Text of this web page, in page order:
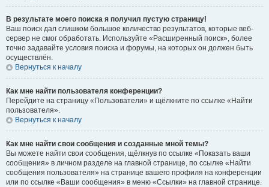
В результате моего поиска я получил пустую страницу!
Ваш поиск дал слишком большое количество результатов, которые веб-
сервер не смог обработать. Используйте «Расширенный поиск», более
точно задавайте условия поиска и форумы, на которых он должен быть
осуществлён.
Вернуться к началу
Как мне найти пользователя конференции?
Перейдите на страницу «Пользователи» и щёлкните по ссылке «Найти
пользователя».
Вернуться к началу
Как мне найти свои сообщения и созданные мной темы?
Вы можете найти свои сообщения, щёлкнув по ссылке «Показать ваши
сообщения» в личном разделе на главной странице, по ссылке «Найти
сообщения пользователя» на странице вашего профиля на конференции
или по ссылке «Ваши сообщения» в меню «Ссылки» на главной странице.